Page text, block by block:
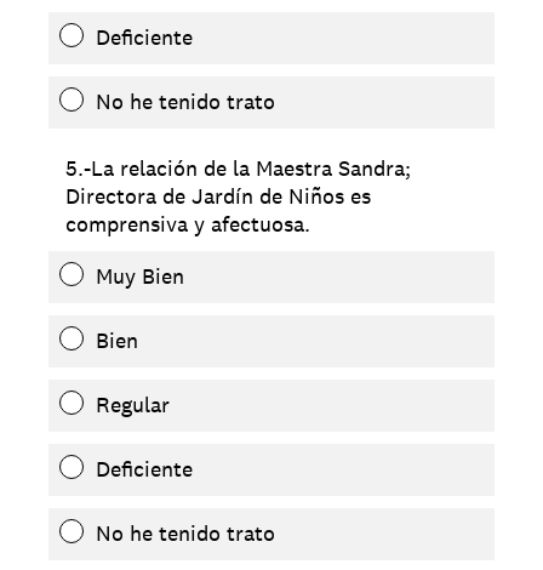
Deficiente
No he tenido trato
5.-La relación de la Maestra Sandra;
Directora de Jardín de Niños es
comprensiva y afectuosa.
Muy Bien
Bien
Regular
Deficiente
No he tenido trato